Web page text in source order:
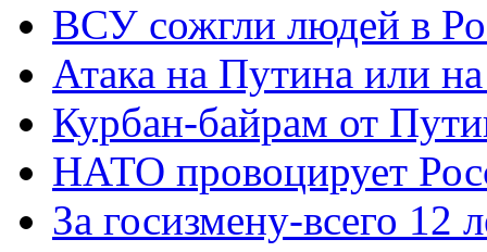
ВСУ сожгли людей в
Атака на Путина или
Курбан-байрам от
НАТО провоцирует
За госизмену-всего 12